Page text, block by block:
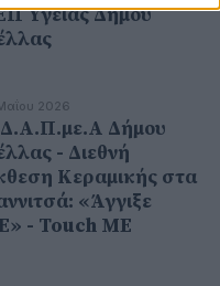
Υγείας Δήμου
2026
Δήμου
- Διεθνή
Κεραμικής στα
«Άγγιξε
- Touch ME